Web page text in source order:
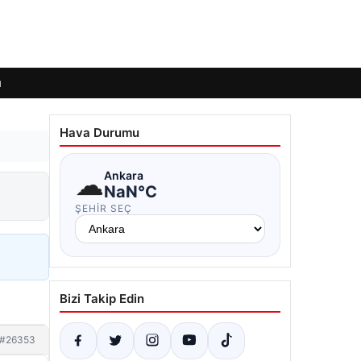
#26353
Hava Durumu
☁Ankara
NaN°C
ŞEHIR SEÇ
Bizi Takip Edin